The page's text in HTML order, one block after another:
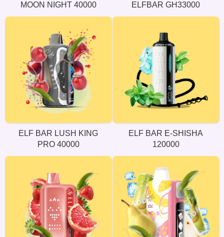
MOON NIGHT 40000 ELFBAR GH33000
ELF BAR LUSH KING
PRO 40000
ELF BAR E-SHISHA
120000